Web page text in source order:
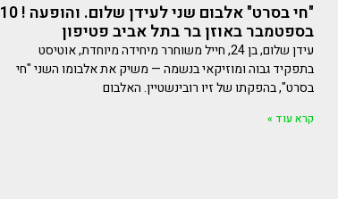
"חי בסרט" אלבום שני לעידן שלום. והופעה ! 10
בספטמבר באוזן בר בתל אביב פטיפון
עידן שלום, בן 24, חייל משוחרר מיחידה מיוחדת, אוטיסט
בתפקיד גבוה ומוזיקאי בנשמה — משיק את אלבומו השני "חי
בסרט", בהפקתו של זיו רובינשטיין. האלבום
קרא עוד »